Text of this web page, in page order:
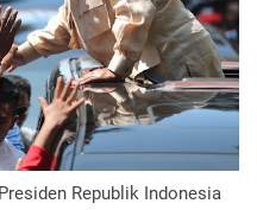
Republik Indonesia